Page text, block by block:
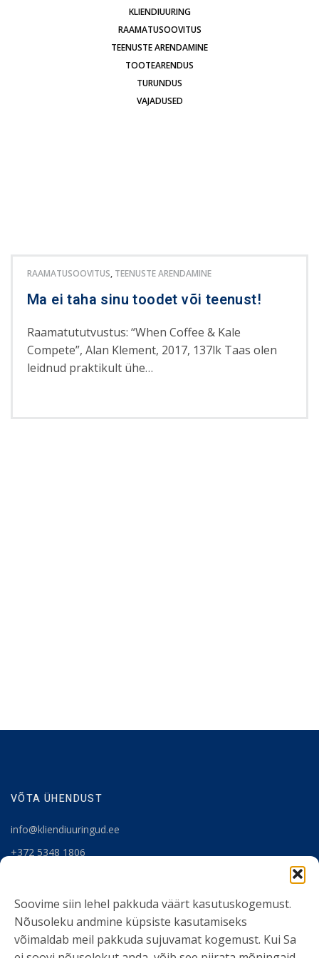
Soovime siin lehel pakkuda väärt kasutuskogemust.
Nõusoleku andmine küpsiste kasutamiseks
võimaldab meil pakkuda sujuvamat kogemust. Kui Sa
KLIENDIUURING
RAAMATUSOOVITUS
TEENUSTE ARENDAMINE
TOOTEARENDUS
TURUNDUS
VAJADUSED
RAAMATUSOOVITUS, TEENUSTE ARENDAMINE
Ma ei taha sinu toodet või teenust!
Raamatututvustus: “When Coffee & Kale
Compete”, Alan Klement, 2017, 137lk Taas olen
leidnud praktikult ühe…
VÕTA ÜHENDUST
info@kliendiuuringud.ee
+372 5348 1806
KASULIK INFO
Teenused
Tööriistad